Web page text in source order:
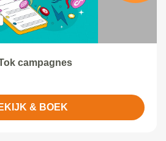
campagnes
& BOEK